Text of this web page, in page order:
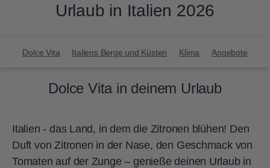
Urlaub in Italien 2026
Dolce Vita Italiens Berge und Küsten Klima Angebote
Dolce Vita in deinem Urlaub
Italien - das Land, in dem die Zitronen blühen! Den
Duft von Zitronen in der Nase, den Geschmack von
Tomaten auf der Zunge – genieße deinen Urlaub in